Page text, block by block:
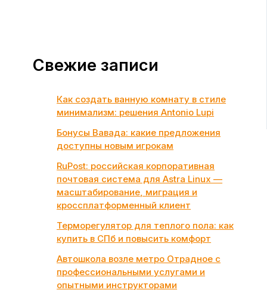
Свежие записи
Как создать ванную комнату в стиле
минимализм: решения Antonio Lupi
Бонусы Вавада: какие предложения
доступны новым игрокам
RuPost: российская корпоративная
почтовая система для Astra Linux —
масштабирование, миграция и
кроссплатформенный клиент
Терморегулятор для теплого пола: как
купить в СПб и повысить комфорт
Автошкола возле метро Отрадное с
профессиональными услугами и
опытными инструкторами